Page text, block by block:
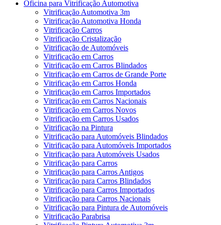
Oficina para Vitrificação Automotiva
Vitrificação Automotiva 3m
Vitrificação Automotiva Honda
Vitrificação Carros
Vitrificação Cristalização
Vitrificação de Automóveis
Vitrificação em Carros
Vitrificação em Carros Blindados
Vitrificação em Carros de Grande Porte
Vitrificação em Carros Honda
Vitrificação em Carros Importados
Vitrificação em Carros Nacionais
Vitrificação em Carros Novos
Vitrificação em Carros Usados
Vitrificação na Pintura
Vitrificação para Automóveis Blindados
Vitrificação para Automóveis Importados
Vitrificação para Automóveis Usados
Vitrificação para Carros
Vitrificação para Carros Antigos
Vitrificação para Carros Blindados
Vitrificação para Carros Importados
Vitrificação para Carros Nacionais
Vitrificação para Pintura de Automóveis
Vitrificação Parabrisa